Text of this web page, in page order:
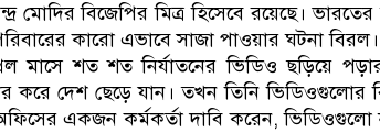
মোদির বিজেপির মিত্র হিসেবে রয়েছে।
কারো এভাবে সাজা পাওয়ার ঘটনা বিরল।
মাসে শত শত নির্যাতনের ভিডিও ছড়িয়ে
করে দেশ ছেড়ে যান। তখন তিনি ভিডিওগুলোর
একজন কর্মকর্তা দাবি করেন,